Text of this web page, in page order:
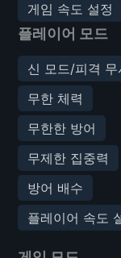
게임 속도 설정
플레이어 모드
신 모드/피격 무
무한 체력
무한한 방어
무제한 집중력
방어 배수
플레이어 속도